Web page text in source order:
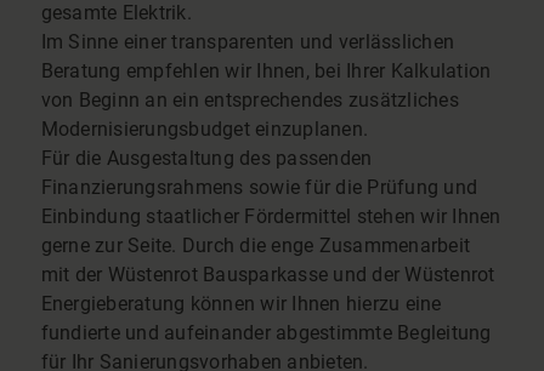
gesamte Elektrik.
Im Sinne einer transparenten und verlässlichen
Beratung empfehlen wir Ihnen, bei Ihrer Kalkulation
von Beginn an ein entsprechendes zusätzliches
Modernisierungsbudget einzuplanen.
Für die Ausgestaltung des passenden
Finanzierungsrahmens sowie für die Prüfung und
Einbindung staatlicher Fördermittel stehen wir Ihnen
gerne zur Seite. Durch die enge Zusammenarbeit
mit der Wüstenrot Bausparkasse und der Wüstenrot
Energieberatung können wir Ihnen hierzu eine
fundierte und aufeinander abgestimmte Begleitung
für Ihr Sanierungsvorhaben anbieten.